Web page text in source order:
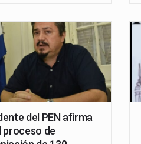
del PEN afirma
proceso de